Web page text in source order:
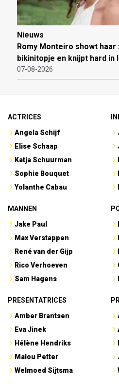
Nieuws
Romy Monteiro showt
bikinitopje en knijpt hard in
07-08-2026
ACTRICES
Angela Schijf
Elise Schaap
Katja Schuurman
Sophie Bouquet
Yolanthe Cabau
MANNEN
Jake Paul
Max Verstappen
René van der Gijp
Rico Verhoeven
Sam Hagens
PRESENTATRICES
Amber Brantsen
Eva Jinek
Hélène Hendriks
Malou Petter
Welmoed Sijtsma